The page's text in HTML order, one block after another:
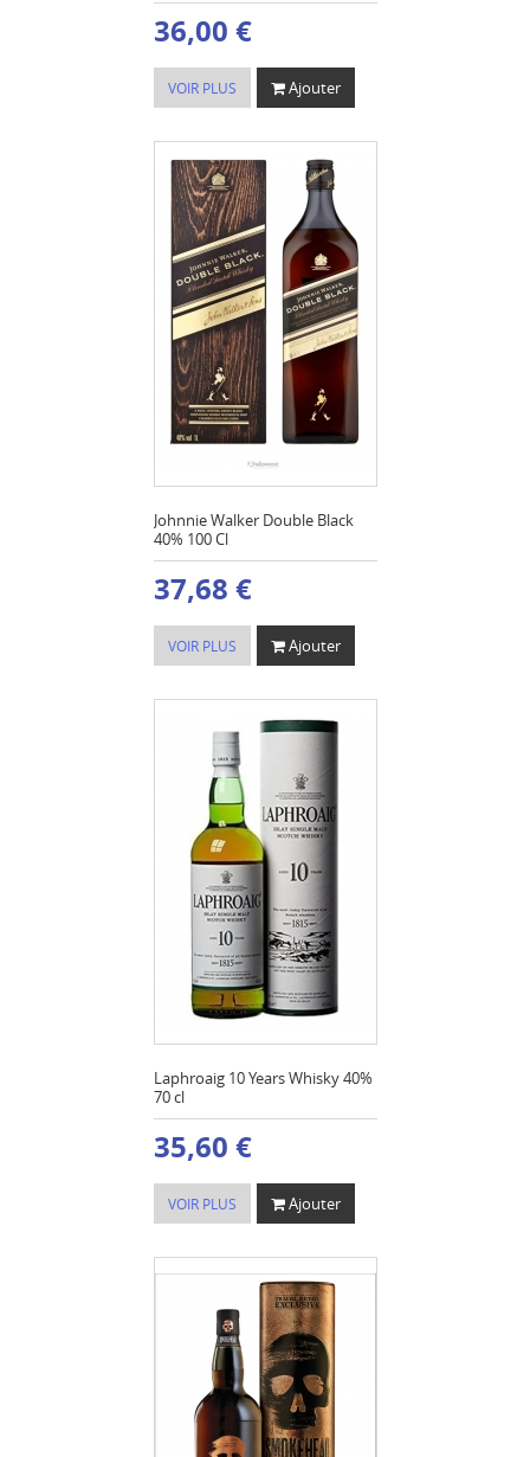
36,00 €
VOIR PLUS Ajouter
Johnnie Walker Double Black
40% 100 Cl
37,68 €
VOIR PLUS Ajouter
Laphroaig 10 Years Whisky 40%
70 cl
35,60 €
VOIR PLUS Ajouter